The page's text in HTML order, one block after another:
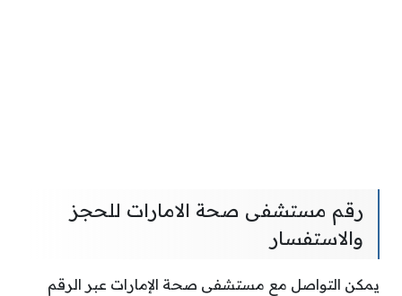
رقم مستشفى صحة الامارات للحجز
والاستفسار
يمكن التواصل مع مستشفى صحة الإمارات عبر الرقم